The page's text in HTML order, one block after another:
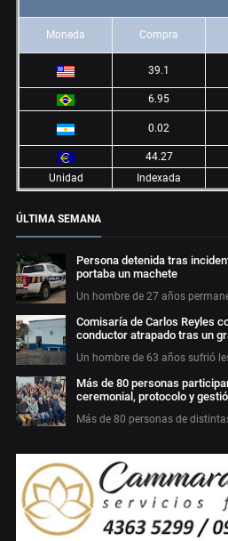
Moneda Compra
39.1
6.95
0.02
44.27
Unidad
Indexada
ÚLTIMA SEMANA
Persona detenida tras
portaba un machete
Un hombre de 27 años
Comisaría de Carlos Reyles
conductor atrapado tras un
Un hombre de 63 años sufrió
Más de 80 personas
ceremonial, protocolo y
Más de 80 personas de